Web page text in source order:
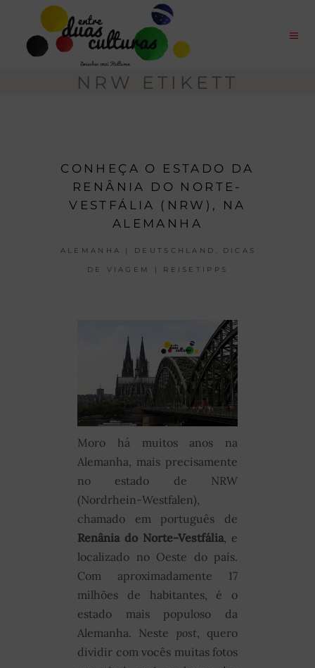
NRW ETIKETT
CONHEÇA O ESTADO DA
RENÂNIA DO NORTE-
VESTFÁLIA (NRW), NA
ALEMANHA
ALEMANHA | DEUTSCHLAND DICAS
DE VIAGEM | REISETIPPS
Moro há muitos anos na
Alemanha, mais precisamente
no estado de NRW
(Nordrhein-Westfalen),
chamado em português de
Renânia do Norte-Vestfália , e
localizado no Oeste do país.
Com aproximadamente 17
milhões de habitantes, é o
estado mais populoso da
Alemanha. Neste post , quero
dividir com vocês muitas fotos